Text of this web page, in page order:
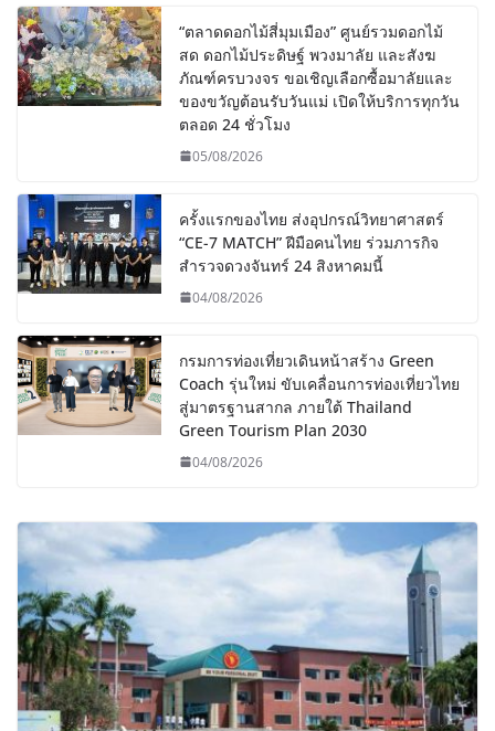
“ตลาดดอกไม้สี่มุมเมือง” ศูนย์รวมดอกไม้
สด ดอกไม้ประดิษฐ์ พวงมาลัย และสังฆ
ภัณฑ์ครบวงจร ขอเชิญเลือกซื้อมาลัยและ
ของขวัญต้อนรับวันแม่ เปิดให้บริการทุกวัน
ตลอด 24 ชั่วโมง
05/08/2026
ครั้งแรกของไทย ส่งอุปกรณ์วิทยาศาสตร์
“CE-7 MATCH” ฝีมือคนไทย ร่วมภารกิจ
สำรวจดวงจันทร์ 24 สิงหาคมนี้
04/08/2026
กรมการท่องเที่ยวเดินหน้าสร้าง Green
Coach รุ่นใหม่ ขับเคลื่อนการท่องเที่ยวไทย
สู่มาตรฐานสากล ภายใต้ Thailand
Green Tourism Plan 2030
04/08/2026